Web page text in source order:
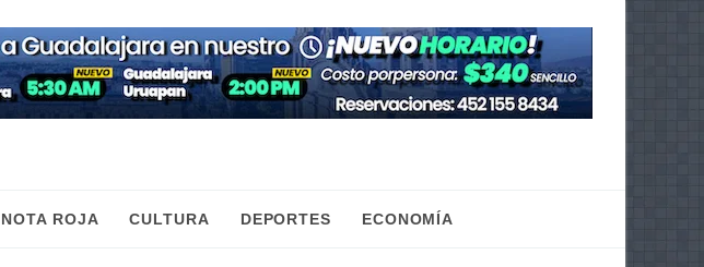
NOTA ROJA CULTURA DEPORTES ECONOMÍA